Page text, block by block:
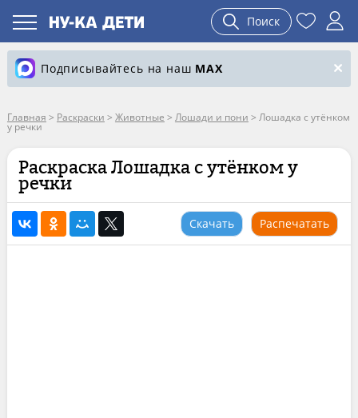
Поиск
Подписывайтесь на наш MAX
Главная > Раскраски > Животные > Лошади и пони > Лошадка с утёнком
у речки
Раскраска Лошадка с утёнком у
речки
Скачать Распечатать